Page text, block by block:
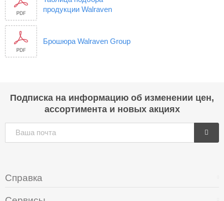
продукции Walraven
Брошюра Walraven Group
Подписка на информацию об изменении цен,
ассортимента и новых акциях
Справка